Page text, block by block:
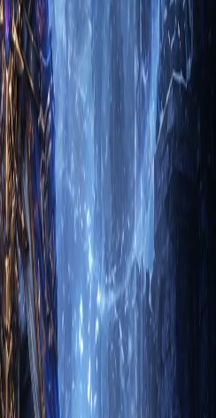
огненной птицы через
3 — это класс, который
Тифона через
Тифона через гидры
который использует магию